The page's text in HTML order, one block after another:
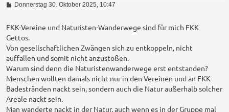
B
t
a
g
Donnerstag 30. Oktober 2025, 10:47
FKK-Vereine und Naturisten-Wanderwege sind für mich FKK
Gettos.
Von gesellschaftlichen Zwängen sich zu entkoppeln, nicht
auffallen und somit nicht anzustoßen.
Warum sind denn die Naturistenwanderwege erst entstanden?
Menschen wollten damals nicht nur in den Vereinen und an FKK-
Badestränden nackt sein, sondern auch die Natur außerhalb solcher
Areale nackt sein.
Man wanderte nackt in der Natur, auch wenn es in der Gruppe mal